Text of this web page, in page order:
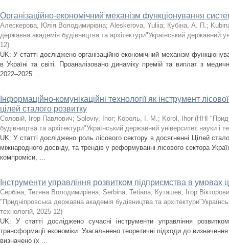
Організаційно-економічний механізм функціонування
Алескерова, Юлія Володимирівна; Aleskerova, Yuliia; Кубіна, А. П.;
державна академія будівництва та архітектури"Український державний
12)
UK: У статті досліджено організаційно-економічний механізм
в Україні та світі. Проаналізовано динаміку премій та виплат з
2022–2025 ...
Інформаційно-комунікаційні технології як інструмент
цілей сталого розвитку
Соловій, Ігор Павлович; Soloviy, Ihor; Король, І. М.; Korol, Ihor (ННІ
будівництва та архітектури"Український державний університет науки і
UK: У статті досліджено роль лісового сектору в досягненні Цілей
міжнародного досвіду, та трендів у реформуванні лісового сектора
компроміси, ...
Інструменти управління розвитком підприємства в умовах
Сербіна, Тетяна Володимирівна; Serbina, Tetiana; Куташев, Ігор
"Придніпровська державна академія будівництва та
технологій, 2025-12)
UK: У статті досліджено сучасні інструменти управління
трансформації економіки. Узагальнено теоретичні підходи до визначення
визначено їх ...